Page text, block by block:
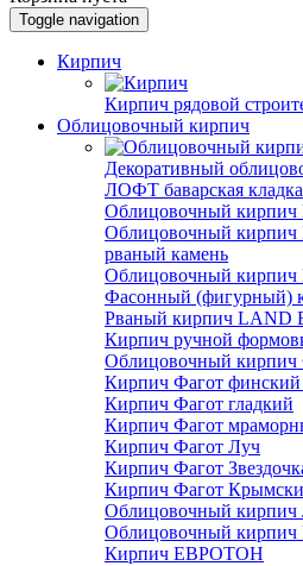
Toggle navigation
Кирпич
Кирпич рядовой
Облицовочный кирпич
Декоративный
ЛОФТ баварская кладка
Облицовочный
Облицовочный кирпич
рваный камень
Облицовочный
Фасонный (фигурный)
Рваный кирпич LAND
Кирпич ручной
Облицовочный
Кирпич Фагот финский
Кирпич Фагот гладкий
Кирпич Фагот
Кирпич Фагот Луч
Кирпич Фагот
Кирпич Фагот
Облицовочный
Облицовочный
Кирпич ЕВРОТОН